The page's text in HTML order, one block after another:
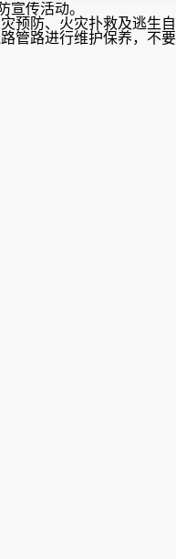
传活动。
预防、火灾扑救及逃生自
管路进行维护保养，不要